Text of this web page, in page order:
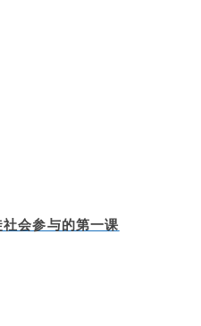
会参与的第一课